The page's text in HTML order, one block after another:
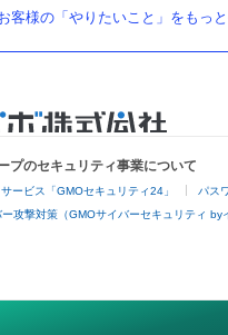
客様の「やりたいこと」をもっ
プのセキュリティ事業について
ービス「GMOセキュリティ24」 パス
攻撃対策（GMOサイバーセキュリティ by